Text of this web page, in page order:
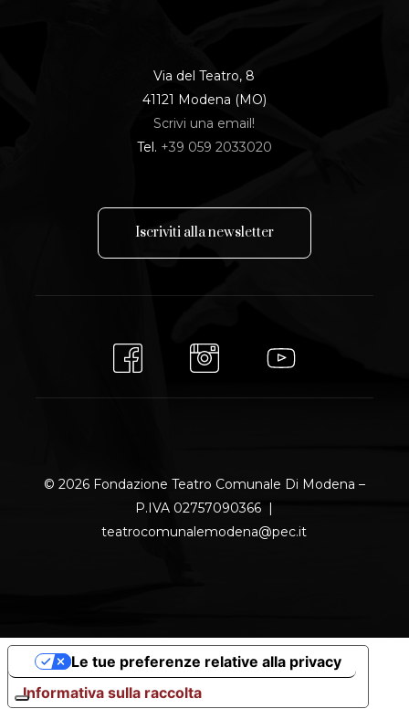
Via del Teatro, 8
41121 Modena (MO)
Scrivi una email!
Tel. +39 059 2033020
Iscriviti allanewsletter
© 2026 Fondazione Teatro Comunale Di Modena –
P.IVA 02757090366 |
teatrocomunalemodena@pec.it
Informativa sulla raccolta
Le tue preferenze relative alla privacy